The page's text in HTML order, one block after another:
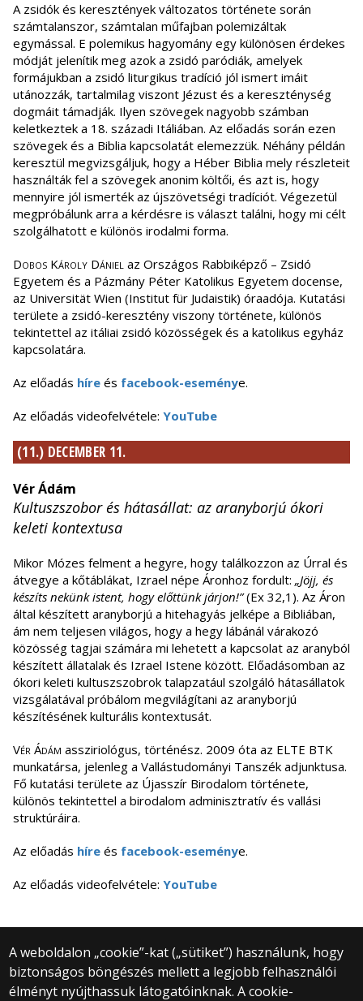
A zsidók és keresztények változatos története során
számtalanszor, számtalan műfajban polemizáltak
egymással. E polemikus hagyomány egy különösen érdekes
módját jelenítik meg azok a zsidó paródiák, amelyek
formájukban a zsidó liturgikus tradíció jól ismert imáit
utánozzák, tartalmilag viszont Jézust és a kereszténység
dogmáit támadják. Ilyen szövegek nagyobb számban
keletkeztek a 18. századi Itáliában. Az előadás során ezen
szövegek és a Biblia kapcsolatát elemezzük. Néhány példán
keresztül megvizsgáljuk, hogy a Héber Biblia mely részleteit
használták fel a szövegek anonim költői, és azt is, hogy
mennyire jól ismerték az újszövetségi tradíciót. Végezetül
megpróbálunk arra a kérdésre is választ találni, hogy mi célt
szolgálhatott e különös irodalmi forma.
Dobos Károly Dániel az Országos Rabbiképző – Zsidó
Egyetem és a Pázmány Péter Katolikus Egyetem docense,
az Universität Wien (Institut für Judaistik) óraadója. Kutatási
területe a zsidó-keresztény viszony története, különös
tekintettel az itáliai zsidó közösségek és a katolikus egyház
kapcsolatára.
Az előadás híre és facebook-eseménye.
Az előadás videofelvétele: YouTube
(11.) DECEMBER 11.
Vér Ádám
Kultuszszobor és hátasállat: az aranyborjú ókori
keleti kontextusa
Mikor Mózes felment a hegyre, hogy találkozzon az Úrral és
átvegye a kőtáblákat, Izrael népe Áronhoz fordult: „Jöjj, és
készíts nekünk istent, hogy előttünk járjon!”(Ex 32,1). Az Áron
által készített aranyborjú a hitehagyás jelképe a Bibliában,
ám nem teljesen világos, hogy a hegy lábánál várakozó
közösség tagjai számára mi lehetett a kapcsolat az aranyból
készített állatalak és Izrael Istene között. Előadásomban az
ókori keleti kultuszszobrok talapzatául szolgáló hátasállatok
vizsgálatával próbálom megvilágítani az aranyborjú
készítésének kulturális kontextusát.
Vér Ádám assziriológus, történész. 2009 óta az ELTE BTK
munkatársa, jelenleg a Vallástudományi Tanszék adjunktusa.
Fő kutatási területe az Újasszír Birodalom története,
különös tekintettel a birodalom adminisztratív és vallási
struktúráira.
Az előadás híre és facebook-eseménye.
Az előadás videofelvétele: YouTube
A weboldalon „cookie”-kat („sütiket”) használunk, hogy
biztonságos böngészés mellett a legjobb felhasználói
élményt nyújthassuk látogatóinknak. A cookie-
© 2025 Eötvös Loránd Tudományegyetem
Minden jog fenntartva.